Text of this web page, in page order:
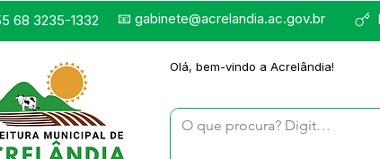
68 3235-1332 📧 gabinete@acrelandia.ac.gov.br
Olá, bem-vindo a Acrelândia!